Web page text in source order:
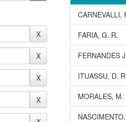
CARNEVALLI,
FARIA, G. R.
FERNANDES
ITUASSU, D.
MORALES, M.